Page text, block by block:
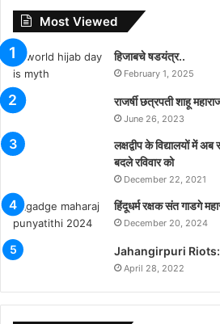
Most Viewed
हिजाबचे षडयंत्र..
February 1, 2025
राजर्षी छत्रपती शाहू
June 26, 2023
लक्षद्वीप के विद्यालयों में
बदले रविवार को
December 22, 2021
हिंदूधर्म रक्षक संत गाडगे
December 20, 2024
Jahangirpuri
April 28, 2022